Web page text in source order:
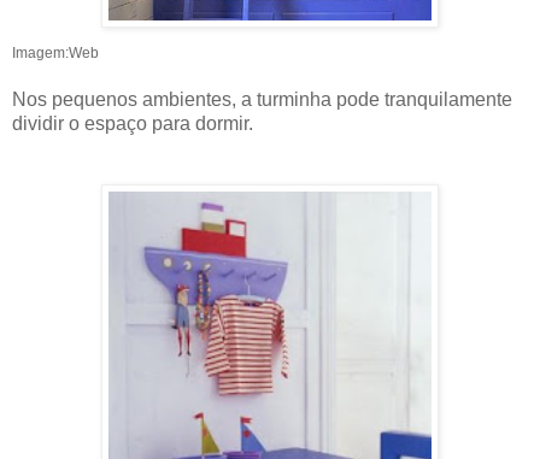
Imagem:Web
Nos pequenos ambientes, a turminha pode tranquilamente
dividir o espaço para dormir.